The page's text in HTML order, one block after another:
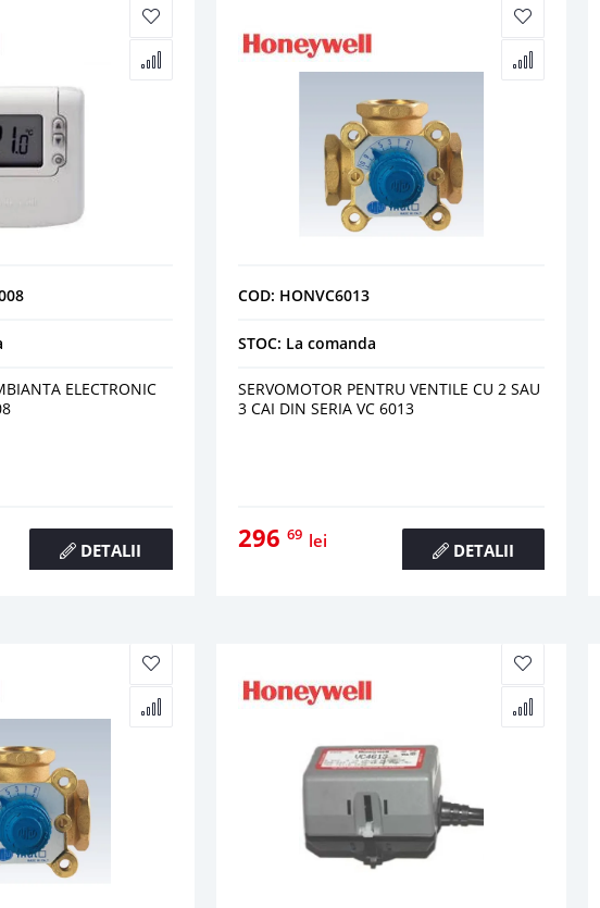
ELECTRONIC
DETALII
COD: HONVC6013
STOC: La comanda
SERVOMOTOR PENTRU VENTILE CU 2 SAU
3 CAI DIN SERIA VC 6013
296 69 lei DETALII